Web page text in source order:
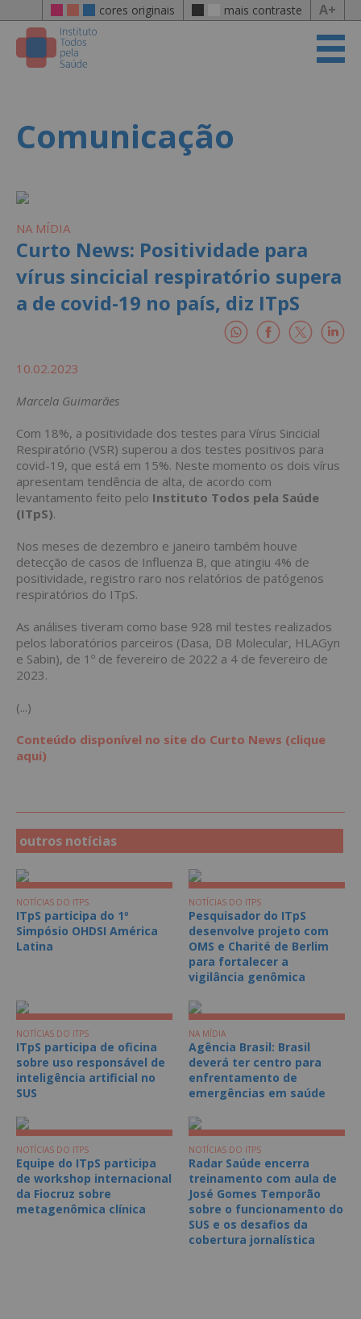
cores originais mais contraste A+
Comunicação
NA MÍDIA
Curto News: Positividade para
vírus sincicial respiratório supera
a de covid-19 no país, diz ITpS
10.02.2023
Marcela Guimarães
Com 18%, a positividade dos testes para Vírus Sincicial
Respiratório (VSR) superou a dos testes positivos para
covid-19, que está em 15%. Neste momento os dois vírus
apresentam tendência de alta, de acordo com
levantamento feito pelo Instituto Todos pela Saúde
(ITpS).
Nos meses de dezembro e janeiro também houve
detecção de casos de Influenza B, que atingiu 4% de
positividade, registro raro nos relatórios de patógenos
respiratórios do ITpS.
As análises tiveram como base 928 mil testes realizados
pelos laboratórios parceiros (Dasa, DB Molecular, HLAGyn
e Sabin), de 1º de fevereiro de 2022 a 4 de fevereiro de
2023.
(...)
Conteúdo disponível no site do Curto News (clique
aqui)
outros notícias
NOTÍCIAS DO ITPS
ITpS participa do 1º
Simpósio OHDSI América
Latina
NOTÍCIAS DO ITPS
Pesquisador do ITpS
desenvolve projeto com
OMS e Charité de Berlim
para fortalecer a
vigilância genômica
NOTÍCIAS DO ITPS
ITpS participa de oficina
sobre uso responsável de
inteligência artificial no
SUS
NA MÍDIA
Agência Brasil: Brasil
deverá ter centro para
enfrentamento de
emergências em saúde
NOTÍCIAS DO ITPS
Equipe do ITpS participa
de workshop internacional
da Fiocruz sobre
metagenômica clínica
NOTÍCIAS DO ITPS
Radar Saúde encerra
treinamento com aula de
José Gomes Temporão
sobre o funcionamento do
SUS e os desafios da
cobertura jornalística